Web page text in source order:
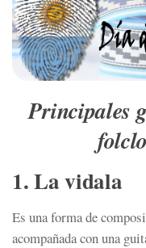
Principales
1. La vidala
Es una forma de
acompañada con una